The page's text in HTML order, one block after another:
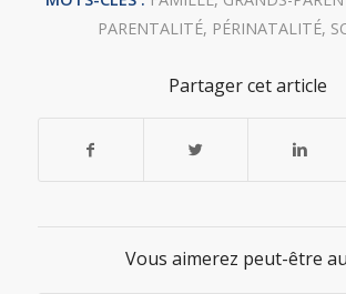
PARENTALITÉ, PÉRINATALITÉ,
Partager cet article
Vous aimerez peut-être